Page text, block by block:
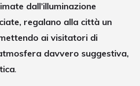
dall’illuminazione
regalano alla città un
ai visitatori di
davvero suggestiva,
.